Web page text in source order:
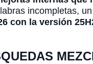
incompletas,
con la versión